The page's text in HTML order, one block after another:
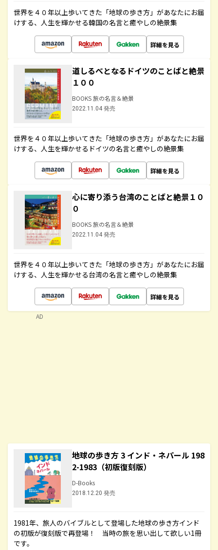
世界を４０年以上歩いてきた「地球の歩き方」があなたにお届
けする、人生を輝かせる韓国の名言と癒やしの絶景集
詳細を見る
道しるべとなるドイツのことばと絶景
１００
BOOKS 旅の名言＆絶景
2022.11.04 発売
世界を４０年以上歩いてきた「地球の歩き方」があなたにお届
けする、人生を輝かせるドイツの名言と癒やしの絶景集
詳細を見る
心に寄り添う台湾のことばと絶景１０
０
BOOKS 旅の名言＆絶景
2022.11.04 発売
世界を４０年以上歩いてきた「地球の歩き方」があなたにお届
けする、人生を輝かせる台湾の名言と癒やしの絶景集
詳細を見る
地球の歩き方 3 インド・ネパール 198
2-1983（初版復刻版）
D-Books
2018.12.20 発売
1981年、旅人のバイブルとして登場した地球の歩き方インド
の初版が復刻版で再登場！ 当時の旅を思い出して欲しい1冊
です。
AD